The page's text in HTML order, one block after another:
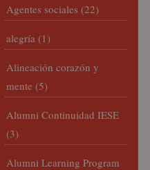
Agentes sociales (22)
alegría (1)
Alineación corazón y
mente (5)
Alumni Continuidad IESE
(3)
Alumni Learning Program